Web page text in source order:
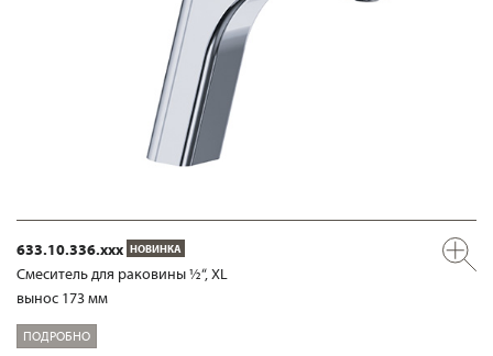
633.10.336.xxx НОВИНКА
Смеситель для раковины ½“, XL
вынос 173 мм
ПОДРОБНО